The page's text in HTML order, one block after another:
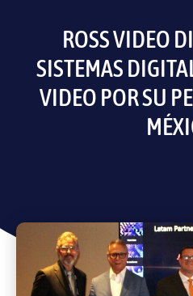
ROSS VIDEO
SISTEMAS
VIDEO POR SU